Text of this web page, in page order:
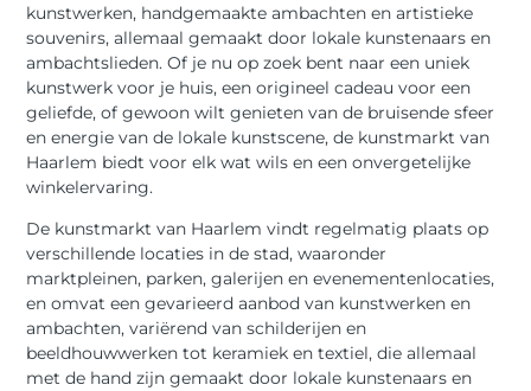
kunstwerken, handgemaakte ambachten en artistieke
souvenirs, allemaal gemaakt door lokale kunstenaars en
ambachtslieden. Of je nu op zoek bent naar een uniek
kunstwerk voor je huis, een origineel cadeau voor een
geliefde, of gewoon wilt genieten van de bruisende sfeer
en energie van de lokale kunstscene, de kunstmarkt van
Haarlem biedt voor elk wat wils en een onvergetelijke
winkelervaring.
De kunstmarkt van Haarlem vindt regelmatig plaats op
verschillende locaties in de stad, waaronder
marktpleinen, parken, galerijen en evenementenlocaties,
en omvat een gevarieerd aanbod van kunstwerken en
ambachten, variërend van schilderijen en
beeldhouwwerken tot keramiek en textiel, die allemaal
met de hand zijn gemaakt door lokale kunstenaars en